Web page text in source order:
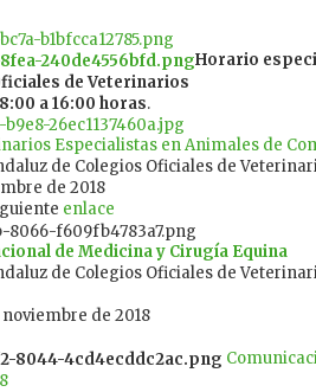
Horario
de Veterinarios
8:00 a 16:00 horas.
Especialistas en Animales de
de Colegios Oficiales de
de 2018
enlace
de Medicina y Cirugía Equina
de Colegios Oficiales de
noviembre de 2018